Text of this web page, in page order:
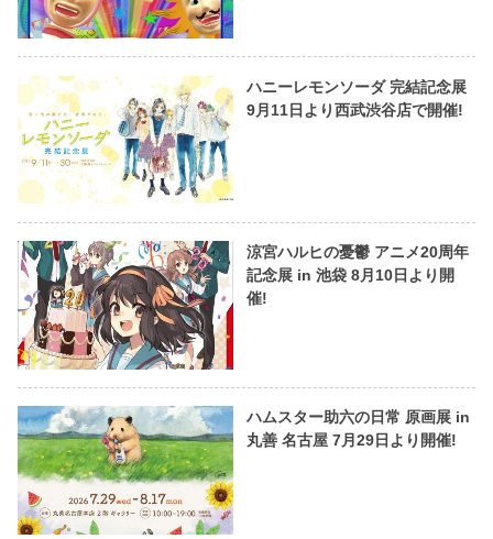
ハニーレモンソーダ 完結記念展
9月11日より西武渋谷店で開催!
涼宮ハルヒの憂鬱 アニメ20周年
記念展 in 池袋 8月10日より開
催!
ハムスター助六の日常 原画展 in
丸善 名古屋 7月29日より開催!